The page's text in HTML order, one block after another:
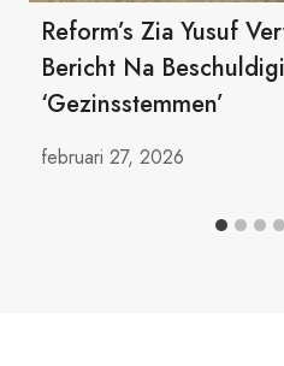
Reform’s Zia Yusuf
Bericht Na
‘gezinsstemmen’
februari 27, 2026